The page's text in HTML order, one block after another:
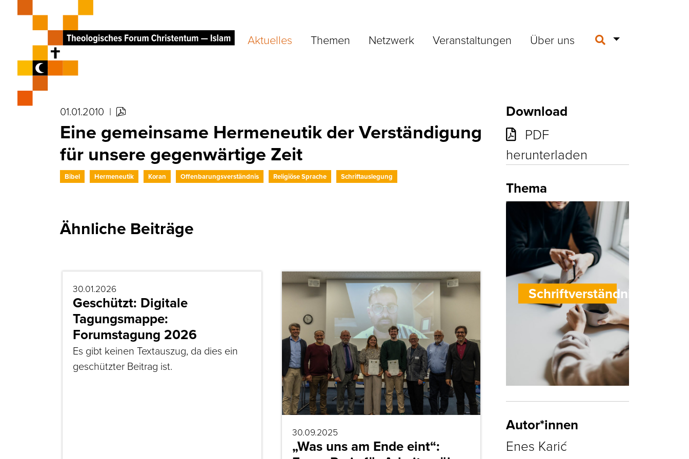
Aktuelles Themen Netzwerk Veranstaltungen Über uns
01.01.2010 |
Eine gemeinsame Hermeneutik der Verständigung
für unsere gegenwärtige Zeit
Bibel Hermeneutik Koran Offenbarungsverständnis Religiöse Sprache Schriftauslegung
Ähnliche Beiträge
30.01.2026
Geschützt: Digitale
Tagungsmappe:
Forumstagung 2026
Es gibt keinen Textauszug, da dies ein
geschützter Beitrag ist.
30.09.2025
„Was uns am Ende eint“:
Download
PDF
herunterladen
Thema
Schriftverständnis
Autor*innen
Enes Karić